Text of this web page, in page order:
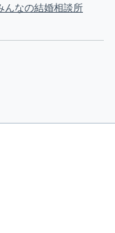
んなの結婚相談所